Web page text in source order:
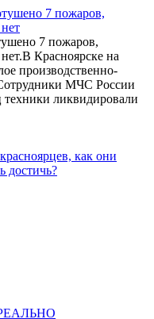
7 пожаров,
7 пожаров,
Красноярске на
производственно-
МЧС России
ликвидировали
как они
достичь?